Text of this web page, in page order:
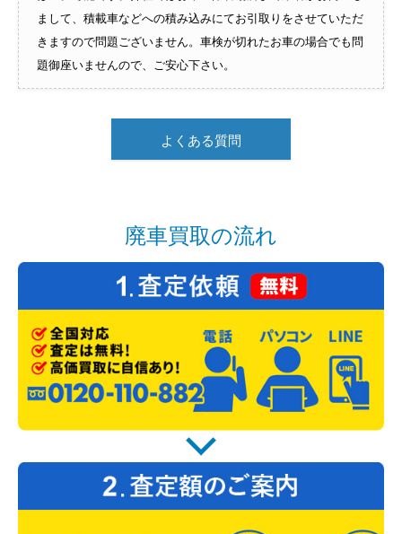
まして、積載車などへの積み込みにてお引取りをさせていただ
きますので問題ございません。車検が切れたお車の場合でも問
題御座いませんので、ご安心下さい。
よくある質問
廃車買取の流れ